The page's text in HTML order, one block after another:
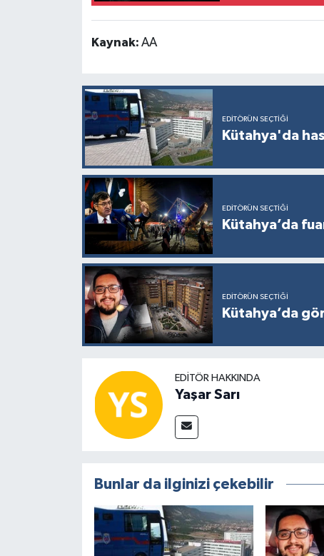
Kaynak: AA
EDITÖRÜN SEÇTIĞI
Kütahya'da
EDITÖRÜN SEÇTIĞI
Kütahya’da
EDITÖRÜN SEÇTIĞI
Kütahya’da
EDITÖR HAKKINDA
Yaşar Sarı
Bunlar da ilginizi çekebilir